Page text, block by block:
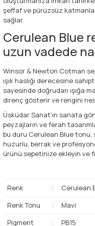
şeffaf ve pürüzsüz
sağlar.
Cerulean Blue
uzun vadede
Winsor & Newton Cotman
ışık haslığı derecesine
sayesinde doğrudan ışığa
direnç gösterir ve rengini
Üsküdar Sanat'ın sanata
peyzajların ve ferah
bu duru Cerulean Blue tonu,
huzurlu, berrak ve
ürünü sepetinize ekleyin ve
Renk :
Cerulean
Renk Tonu
:
Mavi
Pigment
: PB15